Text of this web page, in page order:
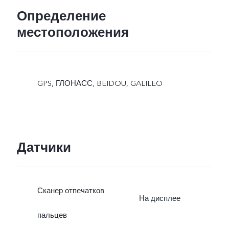
Определение
местоположения
GPS, ГЛОНАСС, BEIDOU, GALILEO
Датчики
Сканер отпечатков
пальцев
На дисплее